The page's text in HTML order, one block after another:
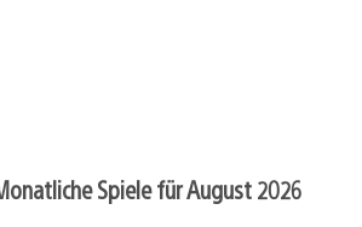
Spiele für August 2026